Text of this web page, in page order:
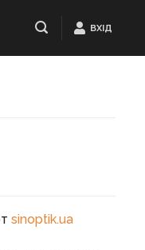
ВХІД
sinoptik.ua